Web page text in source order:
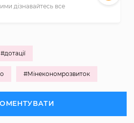
дізнавайтесь все
#дотації
#Мінекономрозвиток